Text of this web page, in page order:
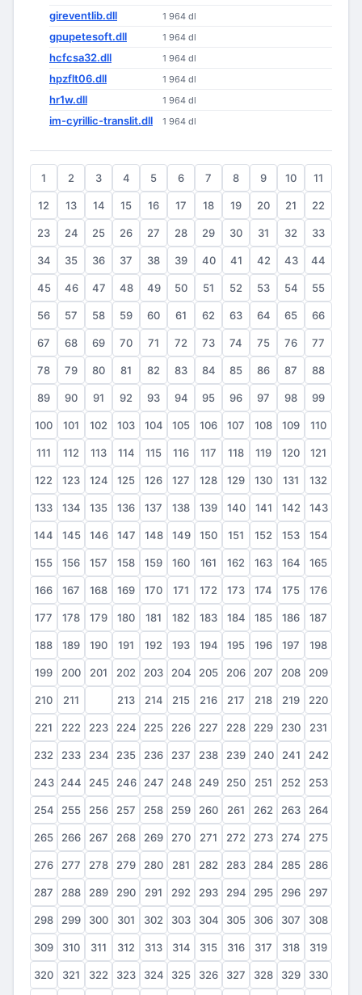
gireventlib.dll 1 964 dl
gpupetesoft.dll 1 964 dl
hcfcsa32.dll 1 964 dl
hpzflt06.dll 1 964 dl
hr1w.dll 1 964 dl
im-cyrillic-translit.dll 1 964 dl
1 2 3 4 5 6 7 8 9 10 11
12 13 14 15 16 17 18 19 20 21 22
23 24 25 26 27 28 29 30 31 32 33
34 35 36 37 38 39 40 41 42 43 44
45 46 47 48 49 50 51 52 53 54 55
56 57 58 59 60 61 62 63 64 65 66
67 68 69 70 71 72 73 74 75 76 77
78 79 80 81 82 83 84 85 86 87 88
89 90 91 92 93 94 95 96 97 98 99
100 101 102 103 104 105 106 107 108 109 110
111 112 113 114 115 116 117 118 119 120 121
122 123 124 125 126 127 128 129 130 131 132
133 134 135 136 137 138 139 140 141 142 143
144 145 146 147 148 149 150 151 152 153 154
155 156 157 158 159 160 161 162 163 164 165
166 167 168 169 170 171 172 173 174 175 176
177 178 179 180 181 182 183 184 185 186 187
188 189 190 191 192 193 194 195 196 197 198
199 200 201 202 203 204 205 206 207 208 209
210 211 213 214 215 216 217 218 219 220
221 222 223 224 225 226 227 228 229 230 231
232 233 234 235 236 237 238 239 240 241 242
243 244 245 246 247 248 249 250 251 252 253
254 255 256 257 258 259 260 261 262 263 264
265 266 267 268 269 270 271 272 273 274 275
276 277 278 279 280 281 282 283 284 285 286
287 288 289 290 291 292 293 294 295 296 297
298 299 300 301 302 303 304 305 306 307 308
309 310 311 312 313 314 315 316 317 318 319
320 321 322 323 324 325 326 327 328 329 330